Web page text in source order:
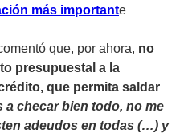
más importante
que, por ahora, no
presupuestal a la
que permita saldar
a checar bien todo, no me
adeudos en todas (…) y